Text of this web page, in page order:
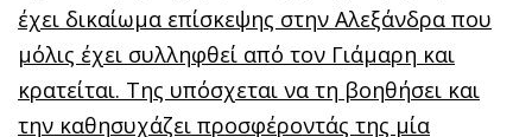
έχει δικαίωμα επίσκεψης στην Αλεξάνδρα που
μόλις έχει συλληφθεί από τον Γιάμαρη και
κρατείται. Της υπόσχεται να τη βοηθήσει και
την καθησυχάζει προσφέροντάς της μία